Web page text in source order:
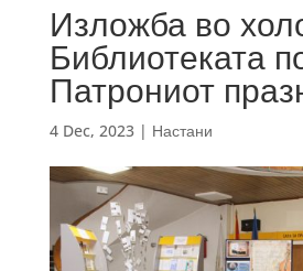
Изложба во
Библиотеката
Патрониот
4 Dec, 2023| Настани